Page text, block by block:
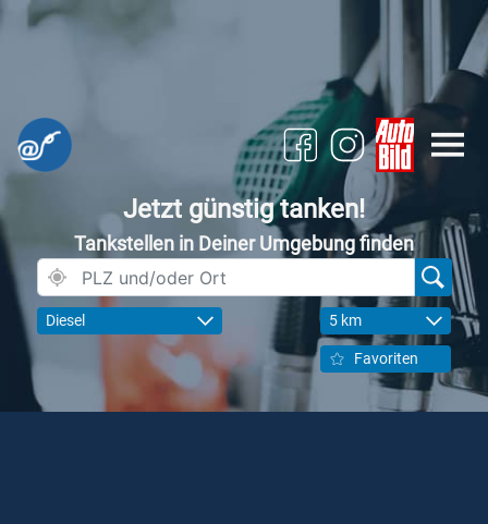
Jetzt günstig tanken!
Tankstellen in Deiner Umgebung finden
Diesel 5 km
Favoriten